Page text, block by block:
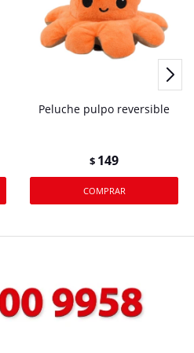
Peluche pulpo reversible
$ 149